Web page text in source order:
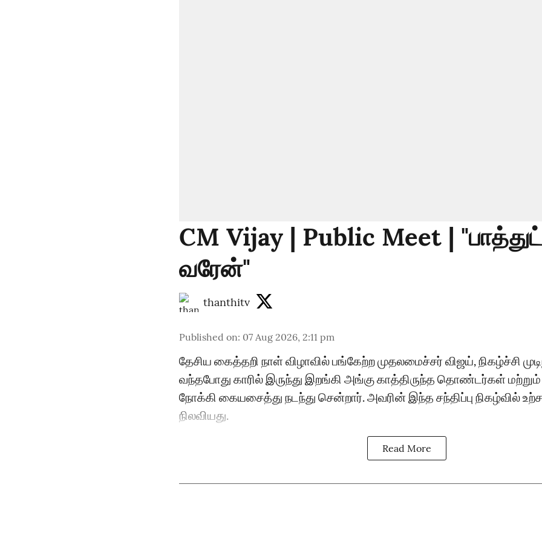
CM Vijay | Public Meet |
வரேன்"
thanthitv
Published on: 07 Aug 2026, 2:11 pm
தேசிய கைத்தறி நாள் விழாவில் பங்கேற்ற முதலமைச்சர் விஜய், நிகழ்ச்சி
வந்தபோது காரில் இருந்து இறங்கி அங்கு காத்திருந்த தொண்டர்கள்
நோக்கி கையசைத்து நடந்து சென்றார். அவரின் இந்த சந்திப்பு நிகழ்வில்
நிலவியது.
Read More